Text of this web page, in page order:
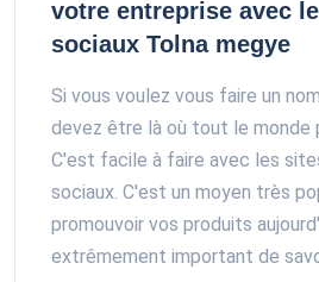
votre entreprise avec
sociaux Tolna megye
Si vous voulez vous faire un
devez être là où tout le monde
C'est facile à faire avec les
sociaux. C'est un moyen très
promouvoir vos produits
extrêmement important de